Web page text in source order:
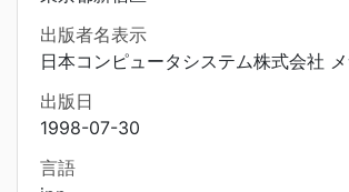
出版者名表示
日本コンピュータシステム株式会社
出版日
1998-07-30
言語